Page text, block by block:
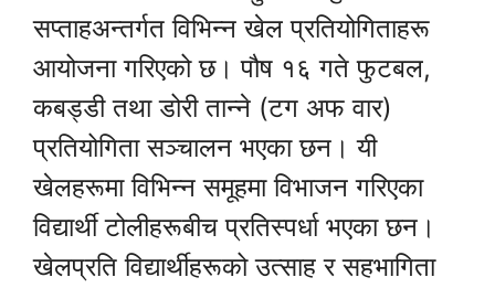
सप्ताहअन्तर्गत विभिन्न खेल प्रतियोगिताहरू
आयोजना गरिएको छ। पौष १६ गते फुटबल,
कबड्डी तथा डोरी तान्ने (टग अफ वार)
प्रतियोगिता सञ्चालन भएका छन। यी
खेलहरूमा विभिन्न समूहमा विभाजन गरिएका
विद्यार्थी टोलीहरूबीच प्रतिस्पर्धा भएका छन।
खेलप्रति विद्यार्थीहरूको उत्साह र सहभागिता